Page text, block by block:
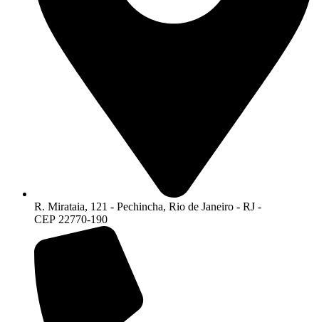
R. Mirataia, 121 - Pechincha, Rio de Janeiro - RJ -
CEP 22770-190